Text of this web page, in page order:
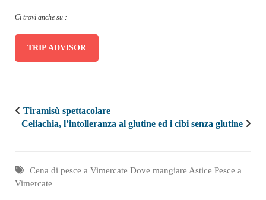
Ci trovi anche su :
TRIP ADVISOR
Tiramisù spettacolare
Celiachia, l’intolleranza al glutine ed i cibi senza glutine
Cena di pesce a Vimercate Dove mangiare Astice Pesce a
Vimercate